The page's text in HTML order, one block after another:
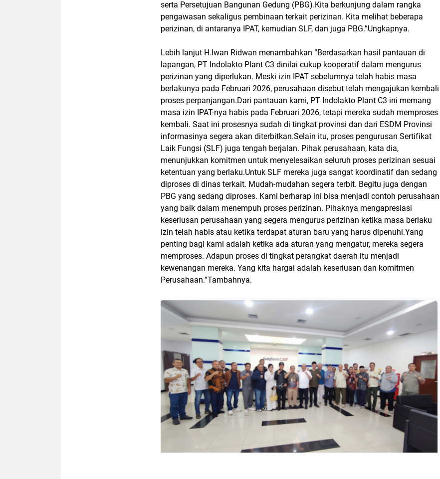
serta Persetujuan Bangunan Gedung (PBG).Kita berkunjung dalam rangka
pengawasan sekaligus pembinaan terkait perizinan. Kita melihat beberapa
perizinan, di antaranya IPAT, kemudian SLF, dan juga PBG.”Ungkapnya.
Lebih lanjut H.Iwan Ridwan menambahkan “Berdasarkan hasil pantauan di
lapangan, PT Indolakto Plant C3 dinilai cukup kooperatif dalam mengurus
perizinan yang diperlukan. Meski izin IPAT sebelumnya telah habis masa
berlakunya pada Februari 2026, perusahaan disebut telah mengajukan kembali
proses perpanjangan.Dari pantauan kami, PT Indolakto Plant C3 ini memang
masa izin IPAT-nya habis pada Februari 2026, tetapi mereka sudah memproses
kembali. Saat ini prosesnya sudah di tingkat provinsi dan dari ESDM Provinsi
informasinya segera akan diterbitkan.Selain itu, proses pengurusan Sertifikat
Laik Fungsi (SLF) juga tengah berjalan. Pihak perusahaan, kata dia,
menunjukkan komitmen untuk menyelesaikan seluruh proses perizinan sesuai
ketentuan yang berlaku.Untuk SLF mereka juga sangat koordinatif dan sedang
diproses di dinas terkait. Mudah-mudahan segera terbit. Begitu juga dengan
PBG yang sedang diproses. Kami berharap ini bisa menjadi contoh perusahaan
yang baik dalam menempuh proses perizinan. Pihaknya mengapresiasi
keseriusan perusahaan yang segera mengurus perizinan ketika masa berlaku
izin telah habis atau ketika terdapat aturan baru yang harus dipenuhi.Yang
penting bagi kami adalah ketika ada aturan yang mengatur, mereka segera
memproses. Adapun proses di tingkat perangkat daerah itu menjadi
kewenangan mereka. Yang kita hargai adalah keseriusan dan komitmen
Perusahaan.”Tambahnya.